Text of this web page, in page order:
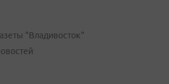
"Владивосток"